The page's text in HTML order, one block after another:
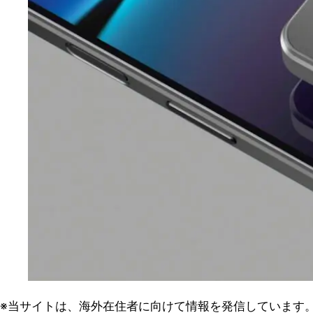
※当サイトは、海外在住者に向けて情報を発信しています